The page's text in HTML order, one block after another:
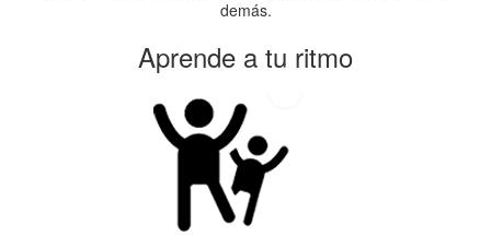
demás.
Aprende a tu ritmo